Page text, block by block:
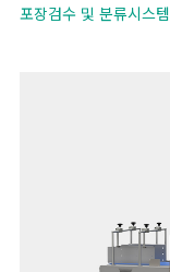
포장검수 및 분류시스템